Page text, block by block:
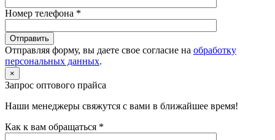
Номер телефона *
Отправляя форму, вы даете свое согласие на обработку
персональных данных.
×
Запрос оптового прайса
Наши менеджеры свяжутся с вами в ближайшее время!
Как к вам обращаться *